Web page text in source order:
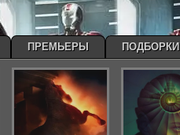
ПРЕМЬЕРЫ ПОДБОРКИ